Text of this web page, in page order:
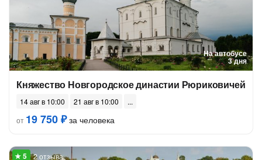
На автобусе
3 дня
Княжество Новгородское династии Рюриковичей
14 авг в 10:00
21 авг в 10:00
от 19 750 ₽за человека
2 отзыва